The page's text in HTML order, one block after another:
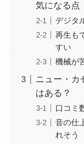
気になる点
デジタ
再生も
すい
機械が
ニュー・カ
はある？
口コミ
音の仕
れそう